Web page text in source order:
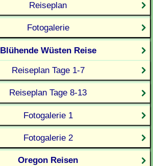
Reiseplan
Fotogalerie
Blühende Wüsten Reise
Reiseplan Tage 1-7
Reiseplan Tage 8-13
Fotogalerie 1
Fotogalerie 2
Oregon Reisen